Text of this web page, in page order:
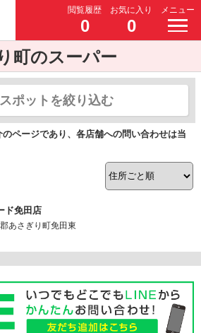
閲覧履歴
0
お気に入り
0
メニュー
町のスーパー
スポットを絞り込む
ページであり、各店舗への問い合わせは当
ド免田店
あさぎり町免田東